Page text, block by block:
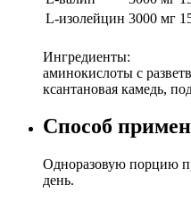
L-изолейцин 3000 мг
Ингредиенты:
аминокислоты с
ксантановая камедь,
Способ
Одноразовую порцию
день.